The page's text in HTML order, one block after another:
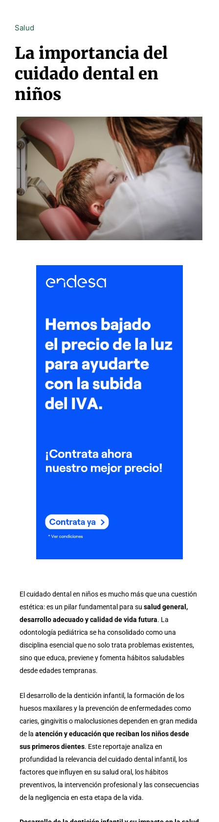
Salud
La importancia del
cuidado dental en
niños
El cuidado dental en niños es mucho más que una cuestión
estética: es un pilar fundamental para su salud general,
desarrollo adecuado y calidad de vida futura. La
odontología pediátrica se ha consolidado como una
disciplina esencial que no solo trata problemas existentes,
sino que educa, previene y fomenta hábitos saludables
desde edades tempranas.
El desarrollo de la dentición infantil, la formación de los
huesos maxilares y la prevención de enfermedades como
caries, gingivitis o maloclusiones dependen en gran medida
de la atención y educación que reciban los niños desde
sus primeros dientes. Este reportaje analiza en
profundidad la relevancia del cuidado dental infantil, los
factores que influyen en su salud oral, los hábitos
preventivos, la intervención profesional y las consecuencias
de la negligencia en esta etapa de la vida.